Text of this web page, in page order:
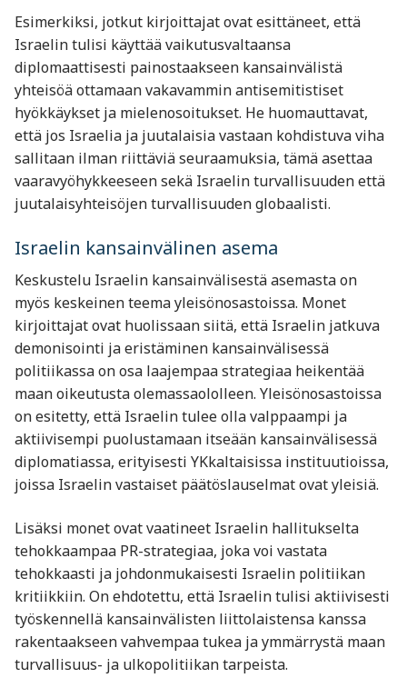
Esimerkiksi, jotkut kirjoittajat ovat esittäneet, että
Israelin tulisi käyttää vaikutusvaltaansa
diplomaattisesti painostaakseen kansainvälistä
yhteisöä ottamaan vakavammin antisemitistiset
hyökkäykset ja mielenosoitukset. He huomauttavat,
että jos Israelia ja juutalaisia vastaan kohdistuva viha
sallitaan ilman riittäviä seuraamuksia, tämä asettaa
vaaravyöhykkeeseen sekä Israelin turvallisuuden että
juutalaisyhteisöjen turvallisuuden globaalisti.
Israelin kansainvälinen asema
Keskustelu Israelin kansainvälisestä asemasta on
myös keskeinen teema yleisönosastoissa. Monet
kirjoittajat ovat huolissaan siitä, että Israelin jatkuva
demonisointi ja eristäminen kansainvälisessä
politiikassa on osa laajempaa strategiaa heikentää
maan oikeutusta olemassaololleen. Yleisönosastoissa
on esitetty, että Israelin tulee olla valppaampi ja
aktiivisempi puolustamaan itseään kansainvälisessä
diplomatiassa, erityisesti YKkaltaisissa instituutioissa,
joissa Israelin vastaiset päätöslauselmat ovat yleisiä.
Lisäksi monet ovat vaatineet Israelin hallitukselta
tehokkaampaa PR-strategiaa, joka voi vastata
tehokkaasti ja johdonmukaisesti Israelin politiikan
kritiikkiin. On ehdotettu, että Israelin tulisi aktiivisesti
työskennellä kansainvälisten liittolaistensa kanssa
rakentaakseen vahvempaa tukea ja ymmärrystä maan
turvallisuus- ja ulkopolitiikan tarpeista.